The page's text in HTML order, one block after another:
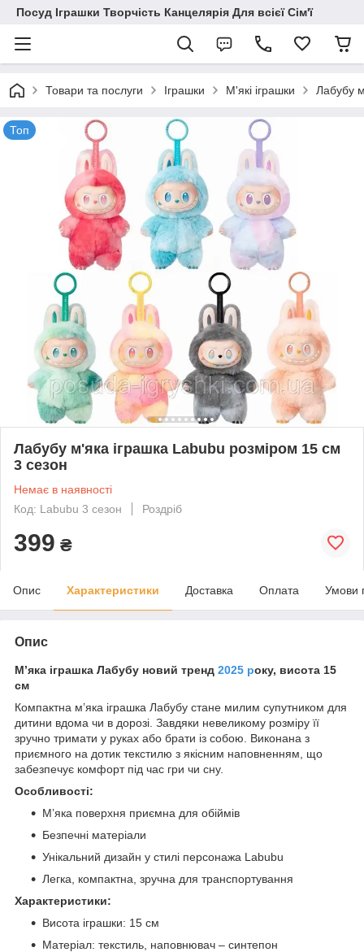
Посуд Іграшки Творчість Канцелярія Для всієї Сім'ї
Товари та послуги Іграшки М'які іграшки Лабубу
Топ
Лабубу м'яка іграшка Labubu розміром 15 см
3 сезон
Немає в наявності
Код: Labubu 3 сезон
Роздріб
399 ₴
Опис Характеристики Доставка Оплата Умови
Опис
М’яка іграшка Лабубу новий тренд 2025 року, висота 15
см
Компактна м’яка іграшка Лабубу стане милим супутником для
дитини вдома чи в дорозі. Завдяки невеликому розміру її
зручно тримати у руках або брати із собою. Виконана з
приємного на дотик текстилю з якісним наповненням, що
забезпечує комфорт під час гри чи сну.
Особливості:
М’яка поверхня приємна для обіймів
Безпечні матеріали
Унікальний дизайн у стилі персонажа Labubu
Легка, компактна, зручна для транспортування
Характеристики:
Висота іграшки: 15 см
Матеріал: текстиль, наповнювач – синтепон